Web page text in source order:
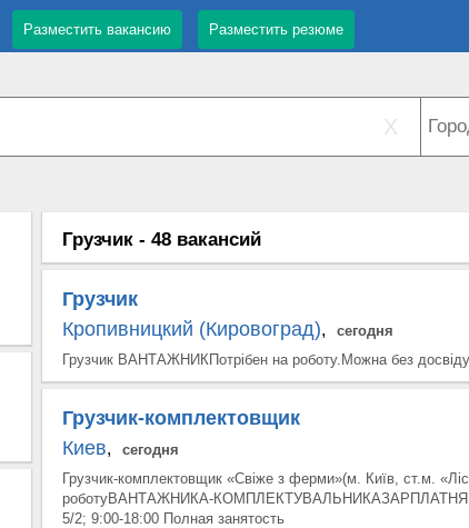
Разместить вакансию Разместить резюме
X
Грузчик - 48 вакансий
Грузчик
Кропивницкий (Кировоград),
сегодня
Грузчик ВАНТАЖНИКПотрібен на роботу.Можна без
Грузчик-комплектовщик
Киев,
сегодня
Грузчик-комплектовщик «Свіже з ферми»(м. Київ, ст.м.
роботуВАНТАЖНИКА-КОМПЛЕКТУВАЛЬНИКАЗАРПЛАТНЯ
5/2; 9:00-18:00 Полная занятость